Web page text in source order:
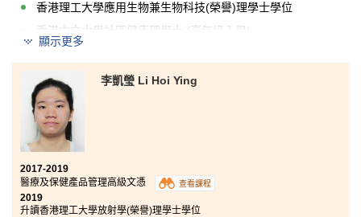
香港理工大學應用生物兼生物科技(榮譽)理學士學位
香港中文大學社區健康理學士 (高年級入學)
在公開考試之後，我迷失了，直到我選擇入讀港大保良
何鴻燊社區書院的醫療及保健產品管理高級文憑課程。
儘管公開考試失利，這個課程讓我有一個好的開始。在
這兩年高級文憑課程的學習，我接觸到不少專業範疇如
解剖生理學、微生物學和藥物使用等實用的知識。我還
有機會參加海外製藥和護理科遊學團。老師準備充分，
並為我們提供輔導和研討會。這增強了我的醫學知識打
好根基。 我真的很喜歡在港大保良何鴻燊社區書院學
習。
顯示更多
李凱瑩 Li Hoi Ying
2017-2019
醫療及保健產品管理高級文憑
查看課程
2019
升讀香港理工大學放射學(榮譽)理學士學位